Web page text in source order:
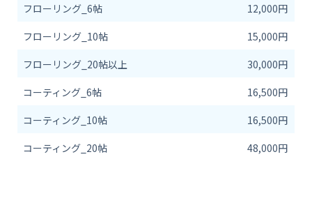
フローリング_6帖
12,000円
フローリング_10帖
15,000円
フローリング_20帖以上
30,000円
コーティング_6帖
16,500円
コーティング_10帖
16,500円
コーティング_20帖
48,000円